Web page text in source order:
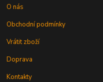
O nás
Obchodní podmínky
Vrátit zboží
Doprava
Kontakty